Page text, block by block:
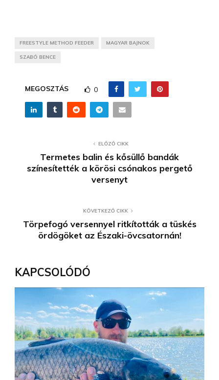
FREESTYLE METHOD FEEDER MAGYAR BAJNOK
SZABÓ BENCE
MEGOSZTÁS 0
ELŐZŐ CIKK
Termetes balin és kősüllő bandák
színesítették a körösi csónakos pergető
versenyt
KÖVETKEZŐ CIKK
Törpefogó versennyel ritkították a tüskés
ördögöket az Északi-övcsatornán!
KAPCSOLÓDÓ